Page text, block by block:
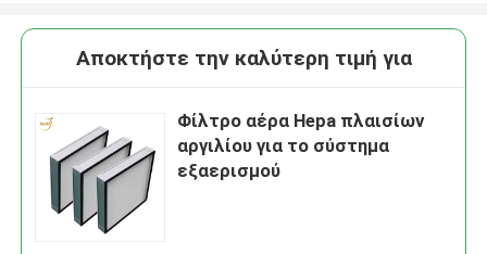
Αποκτήστε την καλύτερη τιμή για
Φίλτρο αέρα Hepa πλαισίων
αργιλίου για το σύστημα
εξαερισμού